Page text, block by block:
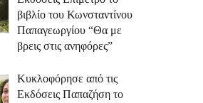
βιβλίο του Κωνσταντίνου
Παπαγεωργίου “Θα με
βρεις στις ανηφόρες”
Κυκλοφόρησε από τις
Εκδόσεις Παπαζήση το